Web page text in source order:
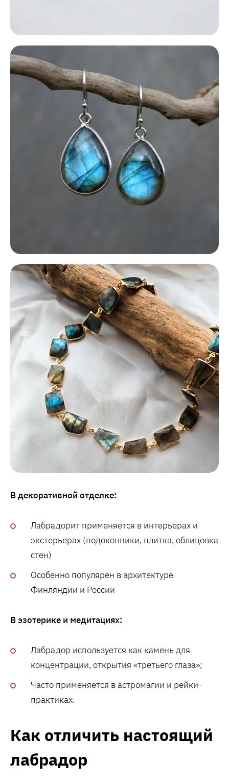
В декоративной отделке:
Лабрадорит применяется в интерьерах и
экстерьерах (подоконники, плитка, облицовка
стен)
Особенно популярен в архитектуре
Финляндии и России
В эзотерике и медитациях:
Лабрадор используется как камень для
концентрации, открытия «третьего глаза»;
Часто применяется в астромагии и рейки-
практиках.
Как отличить настоящий
лабрадор